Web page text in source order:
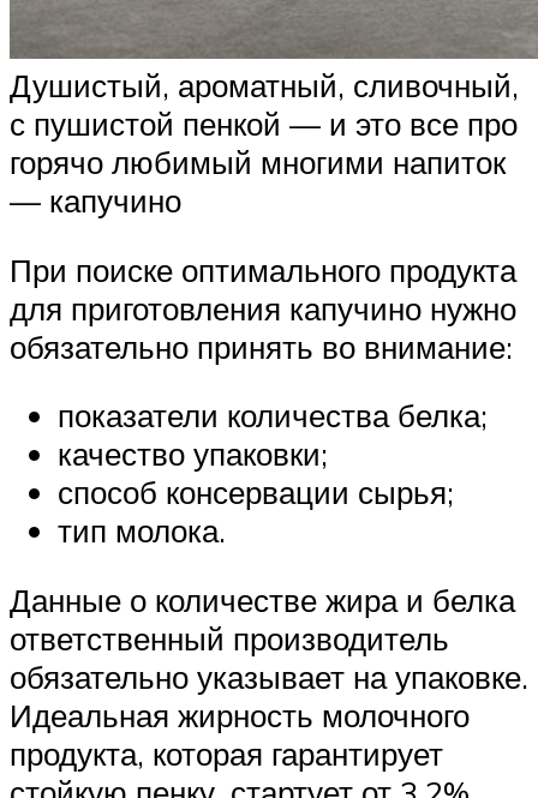
Душистый, ароматный, сливочный,
с пушистой пенкой — и это все про
горячо любимый многими напиток
— капучино
При поиске оптимального продукта
для приготовления капучино нужно
обязательно принять во внимание:
показатели количества белка;
качество упаковки;
способ консервации сырья;
тип молока.
Данные о количестве жира и белка
ответственный производитель
обязательно указывает на упаковке.
Идеальная жирность молочного
продукта, которая гарантирует